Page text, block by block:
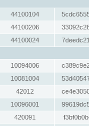
44100104
44100206
44100024
10094006
10081004
42012
10096001
420091